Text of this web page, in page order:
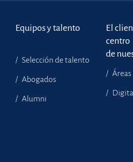
Equipos y talento
Selección de talento
Abogados
Alumni
El
centro
de
Áreas